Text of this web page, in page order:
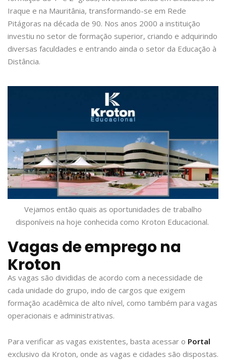
Iraque e na Mauritânia, transformando-se em Rede
Pitágoras na década de 90. Nos anos 2000 a instituição
investiu no setor de formação superior, criando e adquirindo
diversas faculdades e entrando ainda o setor da Educação à
Distância.
Vejamos então quais as oportunidades de trabalho
disponíveis na hoje conhecida como Kroton Educacional.
Vagas de emprego na
Kroton
As vagas são divididas de acordo com a necessidade de
cada unidade do grupo, indo de cargos que exigem
formação acadêmica de alto nível, como também para vagas
operacionais e administrativas.
Para verificar as vagas existentes, basta acessar o Portal
exclusivo da Kroton, onde as vagas e cidades são dispostas.